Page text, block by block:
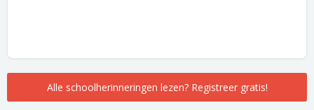
Alle schoolherinneringen lezen? Registreer gratis!